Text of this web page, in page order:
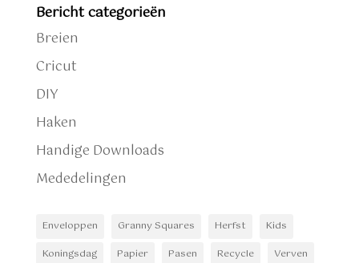
Bericht categorieën
Breien
Cricut
DIY
Haken
Handige Downloads
Mededelingen
Enveloppen Granny Squares Herfst
Kids
Koningsdag
Papier Pasen Recycle
Verven